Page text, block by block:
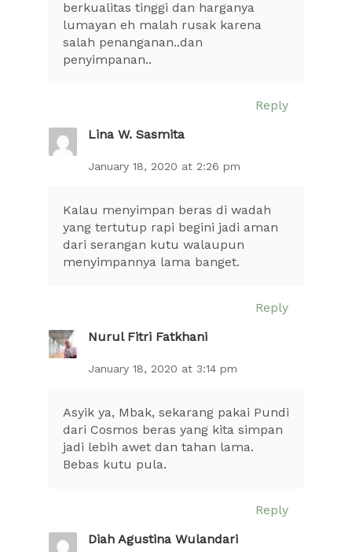
berkualitas tinggi dan harganya
lumayan eh malah rusak karena
salah penanganan..dan
penyimpanan..
Reply
Lina W. Sasmita
January 18, 2020 at 2:26 pm
Kalau menyimpan beras di wadah
yang tertutup rapi begini jadi aman
dari serangan kutu walaupun
menyimpannya lama banget.
Reply
Nurul Fitri Fatkhani
January 18, 2020 at 3:14 pm
Asyik ya, Mbak, sekarang pakai Pundi
dari Cosmos beras yang kita simpan
jadi lebih awet dan tahan lama.
Bebas kutu pula.
Reply
Diah Agustina Wulandari